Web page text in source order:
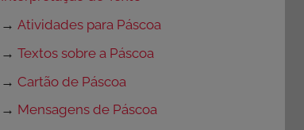
→Atividades para Páscoa
→Textos sobre a Páscoa
→Cartão de Páscoa
→ Mensagens de Páscoa